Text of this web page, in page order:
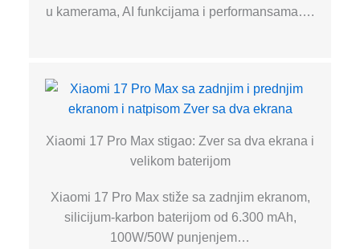
u kamerama, AI funkcijama i performansama….
Xiaomi 17 Pro Max stigao: Zver sa dva ekrana i
velikom baterijom
Xiaomi 17 Pro Max stiže sa zadnjim ekranom,
silicijum-karbon baterijom od 6.300 mAh,
100W/50W punjenjem…